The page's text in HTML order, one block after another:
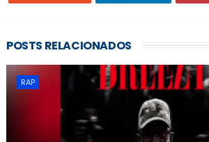
POSTS RELACIONADOS
RAP